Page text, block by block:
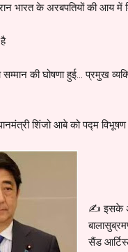
भारत के अरबपतियों की आय में
की घोषणा हुई... प्रमुख
शिंजो आबे को पद्म विभूषण
✍️ इसके
सैंड